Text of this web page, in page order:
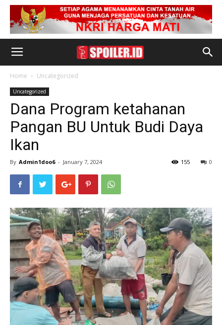
Home Uncategorized
Uncategorized
Dana Program ketahanan
Pangan BU Untuk Budi Daya
Ikan
By Admin1doo6 - January 7, 2024 0
155